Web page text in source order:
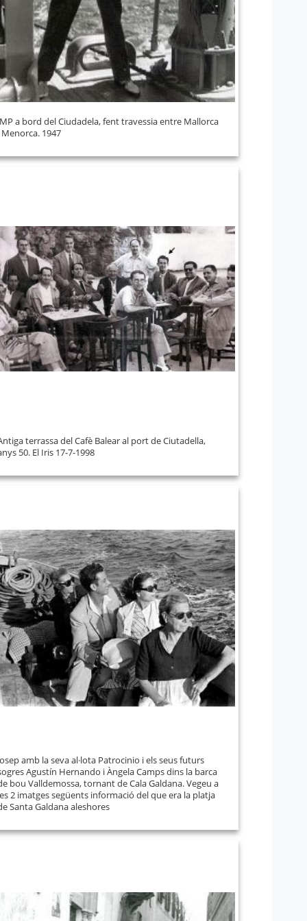
a bord del Ciudadela, fent travessia entre Mallorca
1947
terrassa del Cafè Balear al port de Ciutadella,
50. El Iris 17-7-1998
amb la seva al·lota Patrocinio i els seus futurs
Agustín Hernando i Àngela Camps dins la barca
bou Valldemossa, tornant de Cala Galdana. Vegeu a
2 imatges següents informació del que era la platja
Santa Galdana aleshores